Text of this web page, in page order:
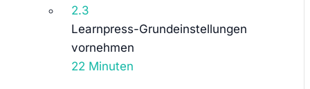
2.3
Learnpress-Grundeinstellungen
vornehmen
22 Minuten